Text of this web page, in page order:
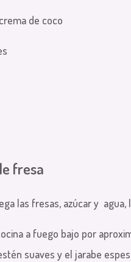
de coco
fresa
las fresas, azúcar y
a fuego bajo por
suaves y el jarabe